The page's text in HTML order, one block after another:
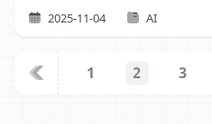
2025-11-04 AI
1 2 3